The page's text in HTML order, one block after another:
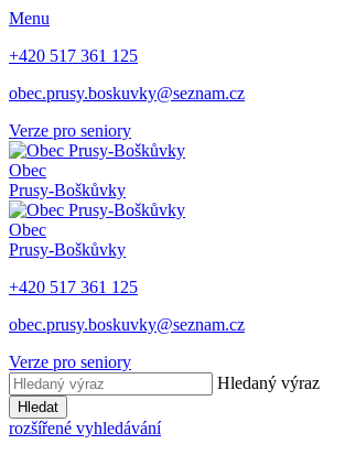
Menu
+420 517 361 125
obec.prusy.boskuvky@seznam.cz
Verze pro seniory
Obec
Prusy-Boškůvky
Obec
Prusy-Boškůvky
+420 517 361 125
obec.prusy.boskuvky@seznam.cz
Verze pro seniory
Hledaný výraz
Hledat
rozšířené vyhledávání